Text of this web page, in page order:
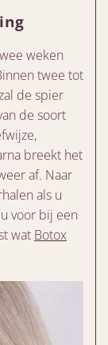
weken
twee tot
de spier
de soort
breekt het
af. Naar
als u
voor bij een
wat Botox